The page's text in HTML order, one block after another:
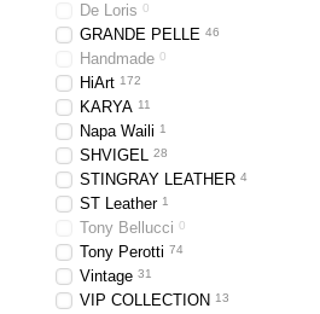
De Loris 0
GRANDE PELLE 46
Handmade 0
HiArt 172
KARYA 11
Napa Waili 1
SHVIGEL 28
STINGRAY LEATHER 4
ST Leather 1
Tony Bellucci 0
Tony Perotti 74
Vintage 31
VIP COLLECTION 13